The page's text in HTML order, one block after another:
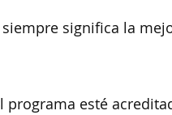
significa la
programa esté